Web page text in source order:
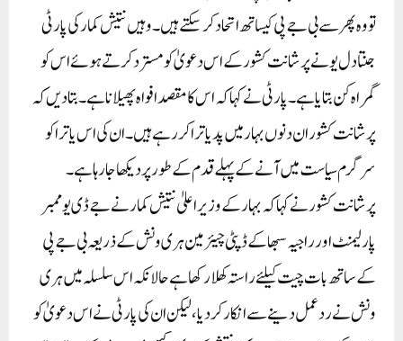
تو وہ پھر سے بی جے پی کیساتھ اتحاد کرسکتے ہیں۔ وہیں نتیش کمار کی پارٹی
جنتادل یو نے پرشانت کشور کے اس دعویٰ کو مسترد کرتے ہوئے اس کو
گمراہ کن بتایا ہے ۔ پارٹی نے کہا کہ اس کا مقصد افواہ پھیلانا ہے ۔ بتادیں کہ
پرشانت کشور ان دنوں بہار میں پدیاترا کررہے ہیں ۔ ان کی اس یاترا کو
سرگرم سیاست میں آنے کے پہلے قدم کے طور پر دیکھا جارہا ہے ۔
پرشانت کشور نے کہا کہ بہار کے وزیر اعلیٰ نتیش کمار نے جے ڈی یو ممبر
پارلیمنٹ اور راجیہ سبھا کے ڈپٹی چیئرمین ہری ونش کے ذریعہ بی جے پی
کے ساتھ بات چیت کیلئے راستہ کھلا رکھا ہے حالانکہ اس سلسلہ میں ہری
ونش نے ردعمل دینے سے انکار کردیا ، لیکن ان کی پارٹی نے اس دعویٰ کو